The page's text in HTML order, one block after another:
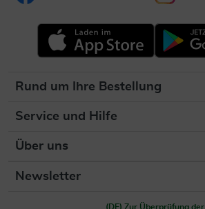
Rund um Ihre Bestellung
Service und Hilfe
Über uns
Newsletter
(DE) Zur Überprüfung der